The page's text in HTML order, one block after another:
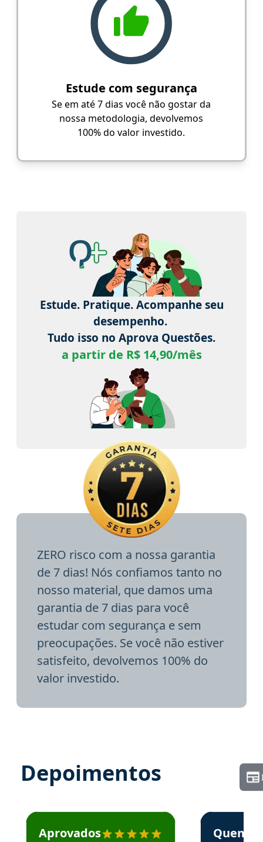
Estude com segurança
Se em até 7 dias você não gostar da
nossa metodologia, devolvemos
100% do valor investido.
Estude. Pratique. Acompanhe seu
desempenho.
Tudo isso no Aprova Questões.
a partir de R$ 14,90/mês
ZERO risco com a nossa garantia
de 7 dias! Nós confiamos tanto no
nosso material, que damos uma
garantia de 7 dias para você
estudar com segurança e sem
preocupações. Se você não estiver
satisfeito, devolvemos 100% do
valor investido.
Depoimentos
Estudante José recomenda o Aprova Concursos em
Aprovados
Estudante
Quem